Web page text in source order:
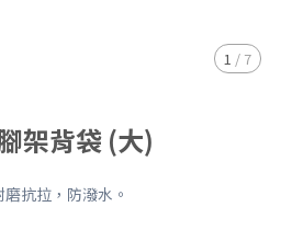
1 / 7
架背袋 (大)
抗拉，防潑水。